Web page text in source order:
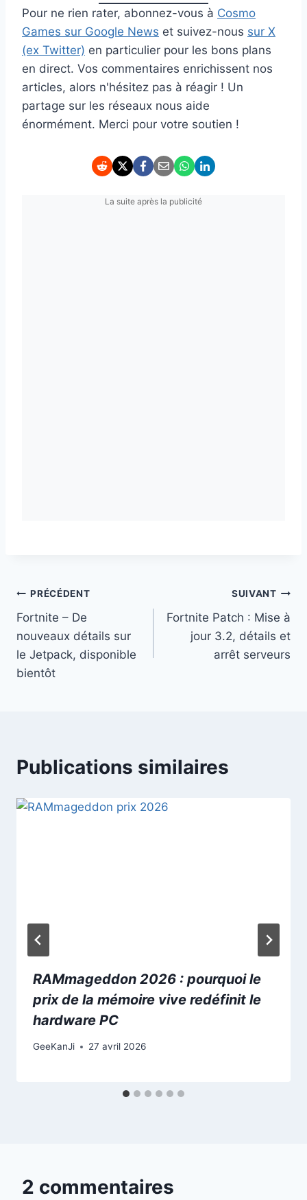
Pour ne rien rater, abonnez-vous à Cosmo
Games sur Google News et suivez-nous sur X
(ex Twitter) en particulier pour les bons plans
en direct. Vos commentaires enrichissent nos
articles, alors n'hésitez pas à réagir ! Un
partage sur les réseaux nous aide
énormément. Merci pour votre soutien !
La suite après la publicité
Navigation
de
l’article
PRÉCÉDENT
Fortnite – De
nouveaux détails sur
le Jetpack, disponible
bientôt
SUIVANT
Fortnite Patch : Mise à
jour 3.2, détails et
arrêt serveurs
Publications similaires
RAMmageddon 2026 : pourquoi le
prix de la mémoire vive redéfinit le
hardware PC
GeeKanJi 27 avril 2026
2 commentaires